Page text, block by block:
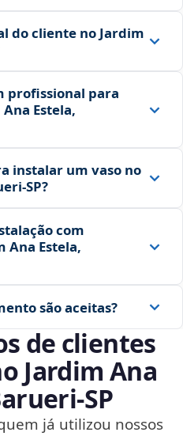
do cliente no Jardim
profissional para
Estela,
instalar um vaso no
com
Ana Estela,
são aceitas?
de clientes
Jardim Ana
já utilizou nossos